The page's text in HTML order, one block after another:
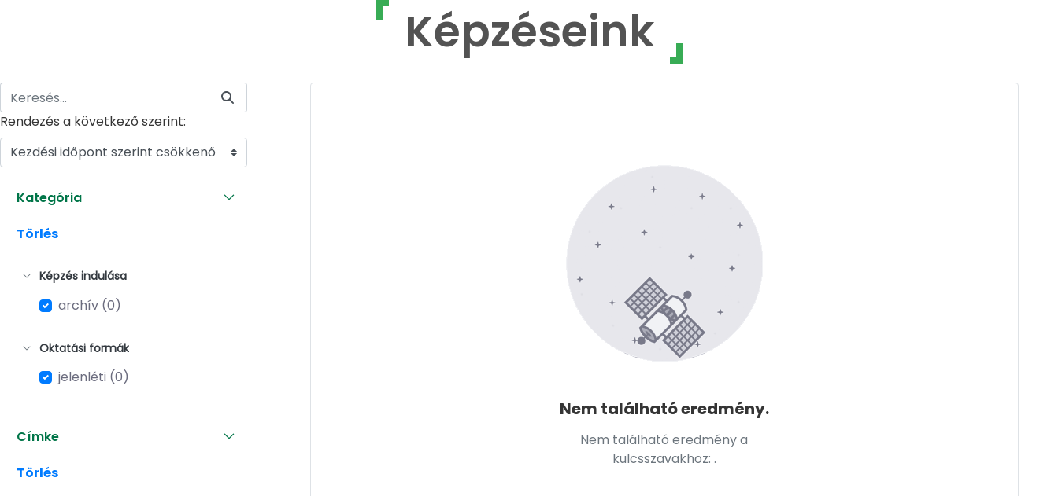
Képzéseink
Rendezés a következő szerint:
Kezdési időpont szerint csökkenő
Kategória
Törlés
Képzés indulása
archív (0)
Oktatási formák
jelenléti (0)
Címke
Törlés
Nem található eredmény.
Nem található eredmény a
kulcsszavakhoz: .